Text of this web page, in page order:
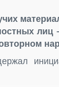
лиц